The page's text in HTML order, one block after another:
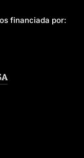
financiada por: